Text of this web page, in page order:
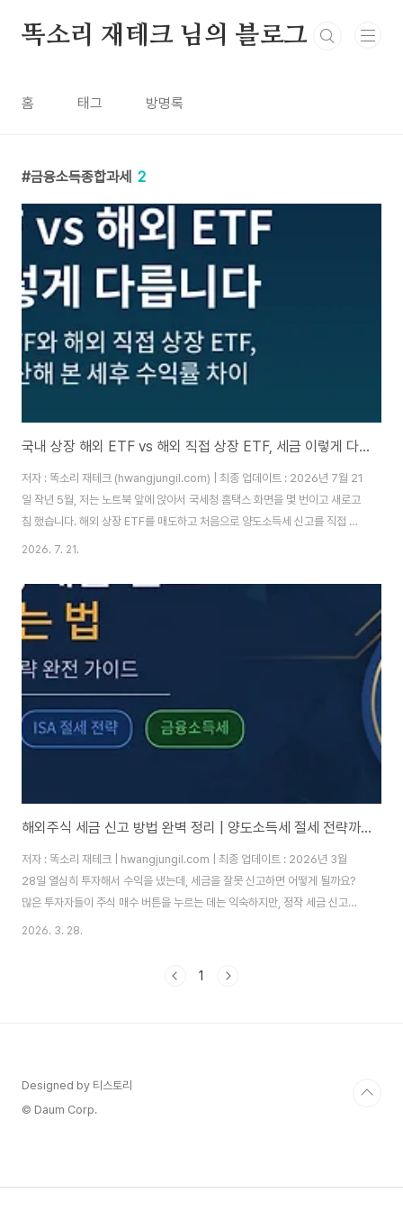
똑소리 재테크 님의 블로그
홈 태그 방명록
금융소득종합과세 2
국내 상장 해외 ETF vs 해외 직접 상장 ETF, 세금 이렇게 다릅니다
저자 : 똑소리 재테크 (hwangjungil.com) | 최종 업데이트 : 2026년 7월 21
일 작년 5월, 저는 노트북 앞에 앉아서 국세청 홈택스 화면을 몇 번이고 새로고
침 했습니다. 해외 상장 ETF를 매도하고 처음으로 양도소득세 신고를 직접 해
본 날이었는데, 계산기를 두드리다가 순간 손이 멈췄습니다. 분명 수익률로는
했던 것보다 한참 적었기 때문입니다.같은 시기에 국내 증권사 계좌로 담아둔
국내 상장 해외 ETF는 세금 계산 자체를 신경 쓸 필요가 없었습니다. 증권사가
알아서 원천징수하고 끝났으니까요. 그때 처음으로 궁금해졌습니다. 똑같이 미
2026. 7. 21.
해외주식 세금 신고 방법 완벽 정리 | 양도소득세 절세 전략까지 [2026]
저자 : 똑소리 재테크 | hwangjungil.com | 최종 업데이트 : 2026년 3월
28일 열심히 투자해서 수익을 냈는데, 세금을 잘못 신고하면 어떻게 될까요?
많은 투자자들이 주식 매수 버튼을 누르는 데는 익숙하지만, 정작 세금 신고는
낯설고 두렵습니다. 특히 해외 주식에 투자하기 시작한 분들이 늘어나면서, 무
2026. 3. 28.
1
Designed by 티스토리
© Daum Corp.